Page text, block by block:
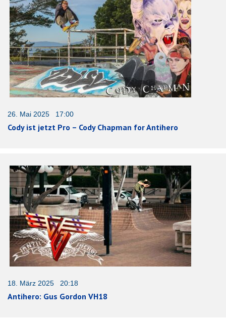
26. Mai 2025 17:00
Cody ist jetzt Pro – Cody Chapman for Antihero
18. März 2025 20:18
Antihero: Gus Gordon VH18